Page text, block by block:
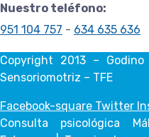
Nuestro teléfono:
951 104 757 - 634 635 636
Copyright 2013 – Godino
Sensoriomotriz – TFE
Facebook-square Twitter
Consulta psicológica